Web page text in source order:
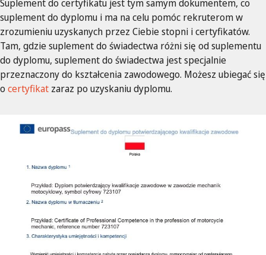
Suplement do certyfikatu jest tym samym dokumentem, co
suplement do dyplomu i ma na celu pomóc rekruterom w
zrozumieniu uzyskanych przez Ciebie stopni i certyfikatów.
Tam, gdzie suplement do świadectwa różni się od suplementu
do dyplomu, suplement do świadectwa jest specjalnie
przeznaczony do kształcenia zawodowego. Możesz ubiegać się
o certyfikat zaraz po uzyskaniu dyplomu.